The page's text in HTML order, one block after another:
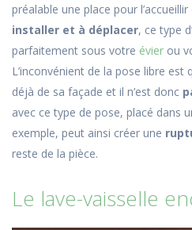
préalable une place pour
installer et à déplacer, ce type
parfaitement sous votre évier ou
L’inconvénient de la pose libre est
déjà de sa façade et il n’est donc
avec ce type de pose, placé dans
exemple, peut ainsi créer une
reste de la pièce.
Le lave-vaisselle